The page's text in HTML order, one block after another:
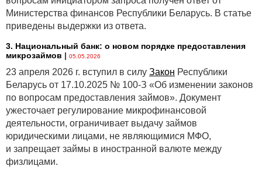
Министерства финансов Республики Беларусь. В статье
приведены выдержки из ответа.
3. Национальный банк: о новом порядке предоставления
микрозаймов | 05.05.2026
23 апреля 2026 г. вступил в силу Закон Республики
Беларусь от 17.10.2025 № 100-З «Об изменении законов
по вопросам предоставления займов». Документ
ужесточает регулирование микрофинансовой
деятельности, ограничивает выдачу займов
юридическими лицами, не являющимися МФО,
и запрещает займы в иностранной валюте между
физлицами.